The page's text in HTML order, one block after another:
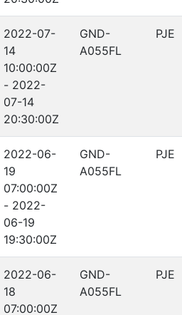
2022-07-
14
10:00:00Z
- 2022-
07-14
20:30:00Z
GND-
A055FL
PJE
2022-06-
19
07:00:00Z
- 2022-
06-19
19:30:00Z
GND-
A055FL
PJE
2022-06-
18
07:00:00Z
GND-
A055FL
PJE